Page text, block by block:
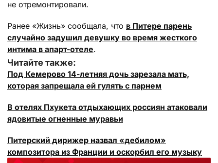
не отремонтировали.
Ранее «Жизнь» сообщала, что в Питере парень
случайно задушил девушку во время жесткого
интима в апарт-отеле.
Читайте также:
Под Кемерово 14-летняя дочь зарезала мать,
которая запрещала ей гулять с парнем
В отелях Пхукета отдыхающих россиян атаковали
ядовитые огненные муравьи
Питерский дирижер назвал «дебилом»
композитора из Франции и оскорбил его музыку